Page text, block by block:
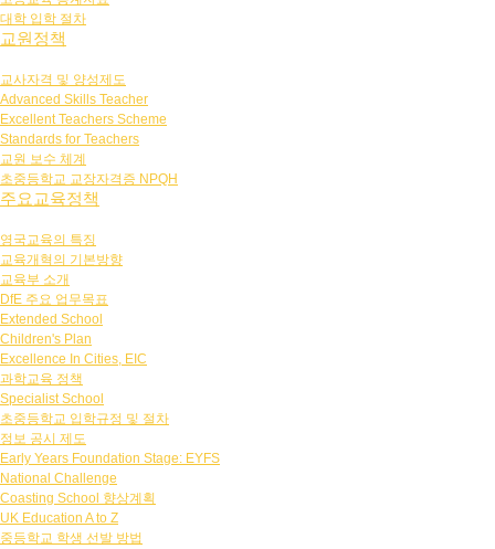
대학 입학 절차
교원정책
교사자격 및 양성제도
Advanced Skills Teacher
Excellent Teachers Scheme
Standards for Teachers
교원 보수 체계
초중등학교 교장자격증 NPQH
주요교육정책
영국교육의 특징
교육개혁의 기본방향
교육부 소개
DfE 주요 업무목표
Extended School
Children's Plan
Excellence In Cities, EIC
과학교육 정책
Specialist School
초중등학교 입학규정 및 절차
정보 공시 제도
Early Years Foundation Stage: EYFS
National Challenge
Coasting School 향상계획
UK Education A to Z
중등학교 학생 선발 방법